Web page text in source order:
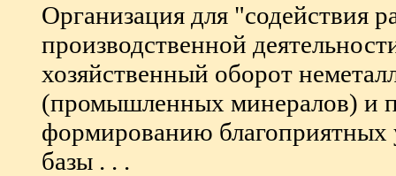
Организация для "содействия
производственной
хозяйственный оборот
(промышленных минералов) и
формированию благоприятных
базы . . .